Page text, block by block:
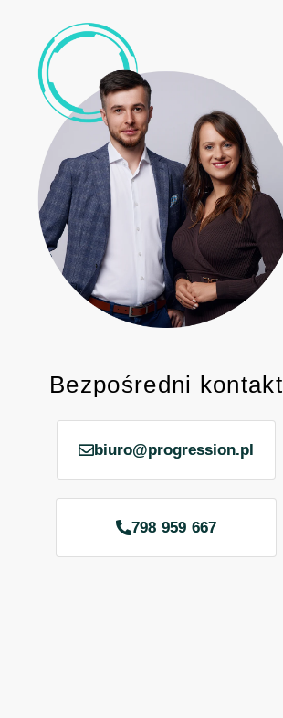
Bezpośredni kontakt
biuro@progression.pl
798 959 667